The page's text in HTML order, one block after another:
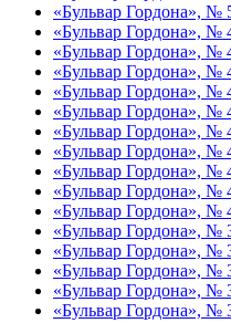
«Бульвар Гордона», №
«Бульвар Гордона», №
«Бульвар Гордона», №
«Бульвар Гордона», №
«Бульвар Гордона», №
«Бульвар Гордона», №
«Бульвар Гордона», №
«Бульвар Гордона», №
«Бульвар Гордона», №
«Бульвар Гордона», №
«Бульвар Гордона», №
«Бульвар Гордона», №
«Бульвар Гордона», №
«Бульвар Гордона», №
«Бульвар Гордона», №
«Бульвар Гордона», №